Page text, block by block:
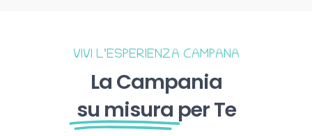
VIVI L’ESPERIENZA CAMPANA
La Campania
su misura per Te